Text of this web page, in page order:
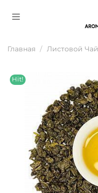
Главная Листовой Чай
Hit!